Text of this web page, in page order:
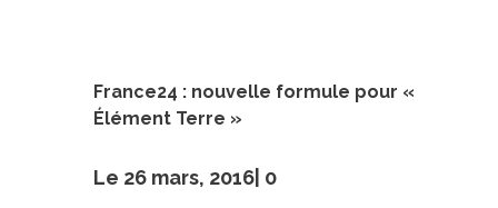
France24 : nouvelle formule pour «
Élément Terre »
Le 26 mars, 2016| 0